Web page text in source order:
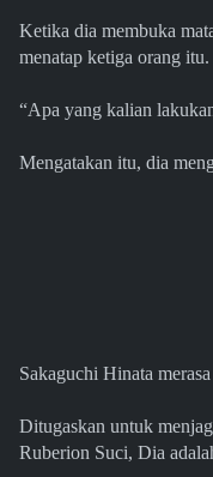
Ketika dia membuka
menatap ketiga orang itu.
“Apa yang kalian
Mengatakan itu, dia
Sakaguchi Hinata
Ditugaskan untuk
Ruberion Suci, Dia